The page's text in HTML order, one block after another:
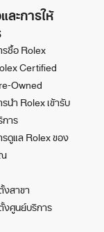
ละการให้
ซื้อ Rolex
Certified
Owned
นำ Rolex เข้ารับ
าร
ดูแล Rolex ของ
สาขา
งศูนย์บริการ